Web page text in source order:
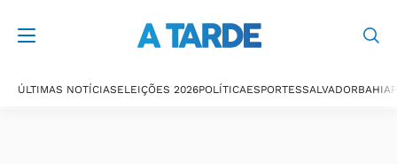
ÚLTIMAS NOTÍCIASELEIÇÕES 2026POLÍTICAESPORTESSALVADORBAHIA